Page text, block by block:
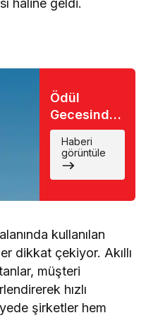
haline geldi.
Ödül
Gecesinde
Büyük Şok:
Favori İsim
Eli Boş
Döndü
Haberi
görüntüle
kullanılan
dikkat çekiyor. Akıllı
müşteri
hızlı
şirketler hem